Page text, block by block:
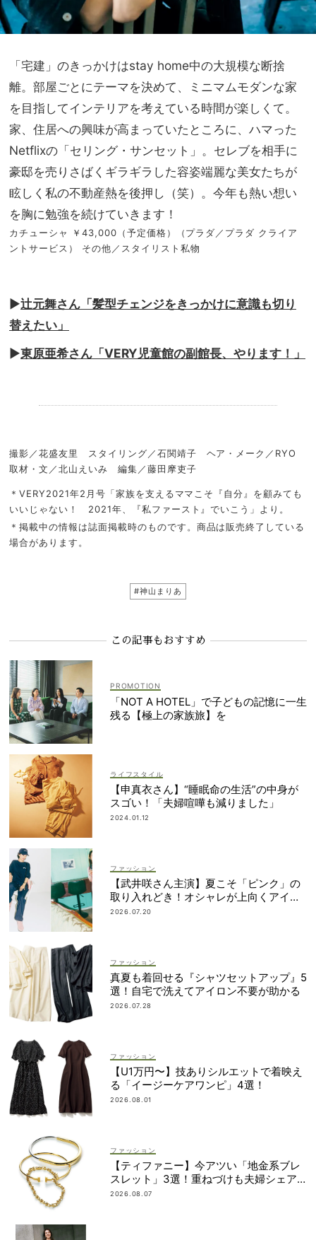
「宅建」のきっかけはstay home中の大規模な断捨
離。部屋ごとにテーマを決めて、ミニマムモダンな家
を目指してインテリアを考えている時間が楽しくて。
家、住居への興味が高まっていたところに、ハマった
Netflixの「セリング・サンセット」。セレブを相手に
豪邸を売りさばくギラギラした容姿端麗な美女たちが
眩しく私の不動産熱を後押し（笑）。今年も熱い想い
を胸に勉強を続けていきます！
カチューシャ ￥43,000（予定価格）（プラダ／プラダ クライア
ントサービス） その他／スタイリスト私物
▶︎辻元舞さん「髪型チェンジをきっかけに意識も切り
替えたい」
▶︎東原亜希さん「VERY児童館の副館長、やります！」
撮影／花盛友里 スタイリング／石関靖子 ヘア・メーク／RYO
取材・文／北山えいみ 編集／藤田摩吏子
＊VERY2021年2月号「家族を支えるママこそ『自分』を顧みても
いいじゃない！ 2021年、『私ファースト』でいこう」より。
＊掲載中の情報は誌面掲載時のものです。商品は販売終了している
場合があります。
#神山まりあ
この記事もおすすめ
「NOT A HOTEL」で子どもの記憶に一生
残る【極上の家族旅】を
ライフスタイル
【申真衣さん】“睡眠命の生活”の中身が
スゴい！「夫婦喧嘩も減りました」
2024.01.12
ファッション
【武井咲さん主演】夏こそ「ピンク」の
取り入れどき！オシャレが上向くアイデ
ィア6選
2026.07.20
ファッション
真夏も着回せる『シャツセットアップ』5
選！自宅で洗えてアイロン不要が助かる
2026.07.28
ファッション
【U1万円〜】技ありシルエットで着映え
る「イージーケアワンピ」4選！
2026.08.01
ファッション
【ティファニー】今アツい「地金系ブレ
スレット」3選！重ねづけも夫婦シェア
も自在
2026.08.07